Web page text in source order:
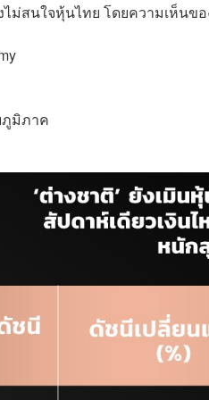
ม่สนใจหุ้นไทย โดยความเห็นข
ภูมิภาค